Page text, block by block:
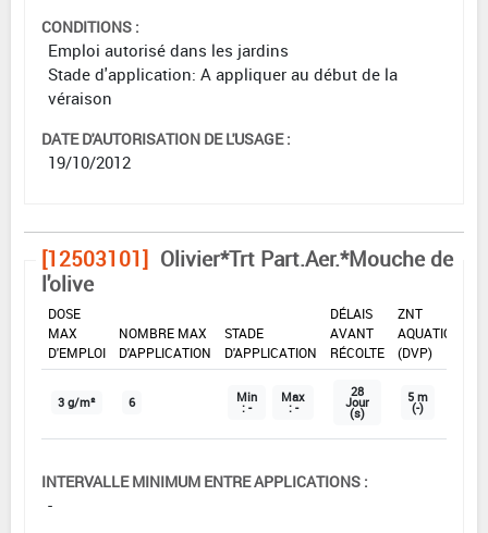
CONDITIONS :
Emploi autorisé dans les jardins
Stade d'application: A appliquer au début de la
véraison
DATE D'AUTORISATION DE L'USAGE :
19/10/2012
[12503101] Olivier*Trt Part.Aer.*Mouche de
l'olive
DOSE
MAX
D'EMPLOI
NOMBRE MAX
D'APPLICATION
STADE
D'APPLICATION
DÉLAIS
AVANT
RÉCOLTE
ZNT
AQUATIQUE
(DVP)
3 g/m² 6 Min
: -
Max
: -
28
Jour
(s)
5 m
(-)
INTERVALLE MINIMUM ENTRE APPLICATIONS :
-